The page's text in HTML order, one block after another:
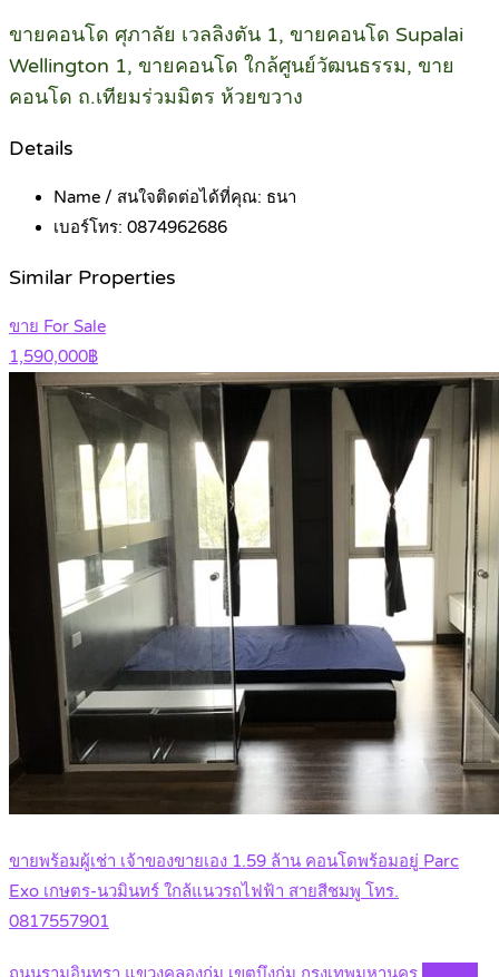
ขายคอนโด ศุภาลัย เวลลิงตัน 1, ขายคอนโด Supalai
Wellington 1, ขายคอนโด ใกล้ศูนย์วัฒนธรรม, ขาย
คอนโด ถ.เทียมร่วมมิตร ห้วยขวาง
Details
Name / สนใจติดต่อได้ที่คุณ: ธนา
เบอร์โทร: 0874962686
Similar Properties
ขาย For Sale
1,590,000฿
ขายพร้อมผู้เช่า เจ้าของขายเอง 1.59 ล้าน คอนโดพร้อมอยู่ Parc
Exo เกษตร-นวมินทร์ ใกล้แนวรถไฟฟ้า สายสีชมพู โทร.
0817557901